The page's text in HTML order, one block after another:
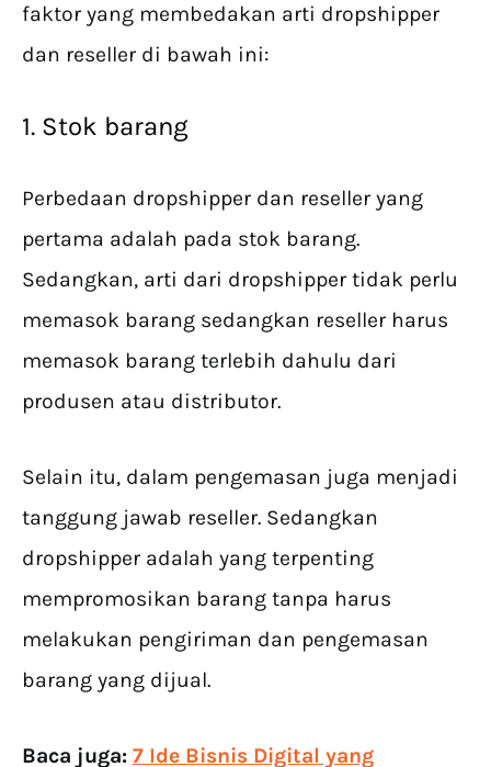
faktor yang membedakan arti dropshipper
dan reseller di bawah ini:
1. Stok barang
Perbedaan dropshipper dan reseller yang
pertama adalah pada stok barang.
Sedangkan, arti dari dropshipper tidak perlu
memasok barang sedangkan reseller harus
memasok barang terlebih dahulu dari
produsen atau distributor.
Selain itu, dalam pengemasan juga menjadi
tanggung jawab reseller. Sedangkan
dropshipper adalah yang terpenting
mempromosikan barang tanpa harus
melakukan pengiriman dan pengemasan
barang yang dijual.
Baca juga: 7 Ide Bisnis Digital yang